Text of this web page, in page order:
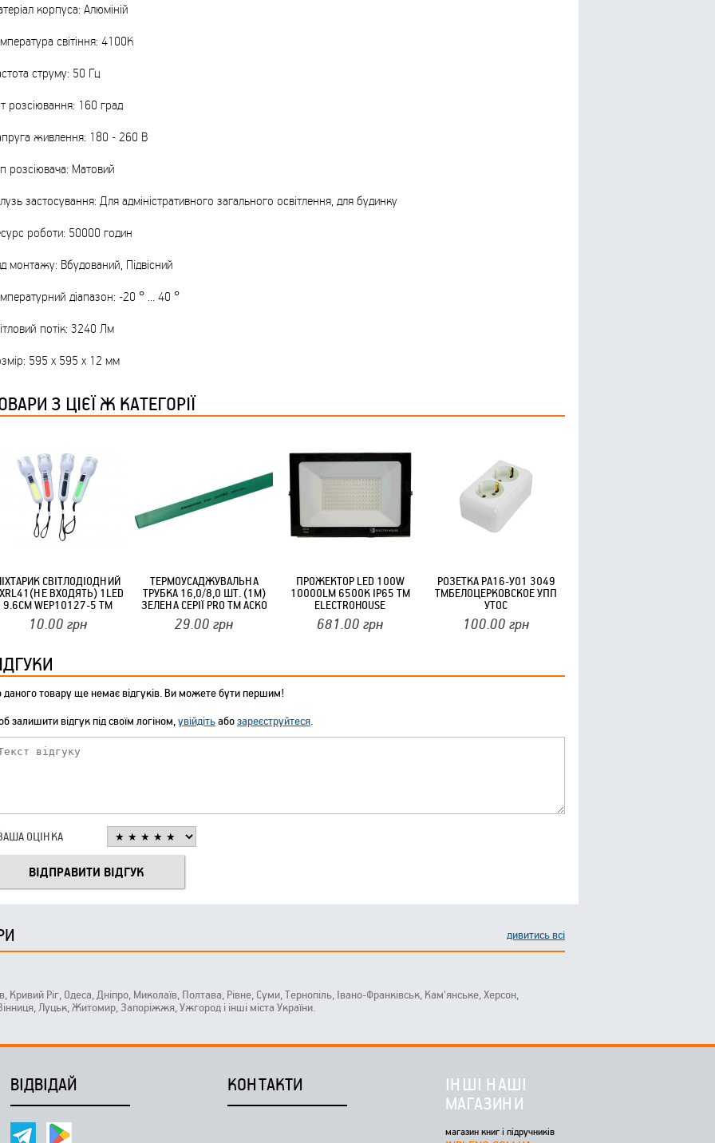
FARGLASS
КОТИКИ (20ШТ/УП) ОФФ 82 ПАННОЧКА
КОТИКИ (20ШТ/УП) ОФФ 82 ПАННОЧКА
корпуса: Алюміній
світіння: 4100К
струму: 50 Гц
розсіювання: 160 град
живлення: 180 - 260 В
розсіювача: Матовий
застосування: Для адміністративного загального освітлення, для будинку
роботи: 50000 годин
монтажу: Вбудований, Підвісний
діапазон: -20 ° ... 40 °
потік: 3240 Лм
595 х 595 х 12 мм
З ЦІЄЇ Ж КАТЕГОРІЇ
СВІТЛОДІОДНИЙ
ВХОДЯТЬ) 1LED
9.6СМ WEP10127-5 ТМ
STENSON
10.00 грн
ТЕРМОУСАДЖУВАЛЬНА
ТРУБКА 16,0/8,0 ШТ. (1М)
ЗЕЛЕНА СЕРІЇ PRO ТМ АСКО
29.00 грн
ПРОЖЕКТОР LED 100W
10000LM 6500K IP65 ТМ
ELECTROHOUSE
681.00 грн
РОЗЕТКА РА16-У01 3049
ТМБЕЛОЦЕРКОВСКОЕ УПП
УТОС
100.00 грн
даного товару ще немає відгуків. Ви можете бути першим!
залишити відгук під своїм логіном,увійдітьабозареєструйтеся.
ОЦІНКА
дивитись всі
Кривий Ріг, Одеса, Дніпро, Миколаїв, Полтава, Рівне, Суми, Тернопіль, Івано-Франківськ, Кам'янське, Херсон,
Луцьк, Житомир, Запоріжжя, Ужгород і інші міста України.
ВІДВІДАЙ КОНТАКТИ
ІНШІ НАШІ
МАГАЗИНИ
магазин книг і підручників